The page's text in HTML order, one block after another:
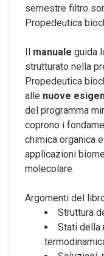
semestre filtro
Propedeutica
Il manuale guida
strutturato nella
Propedeutica
alle nuove
del programma
coprono i
chimica organica
applicazioni
molecolare.
Argomenti del
Struttura
Stati della